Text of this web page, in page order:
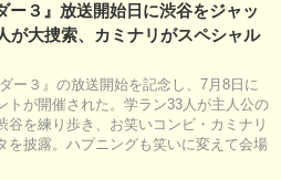
ー３』放送開始日に渋谷をジャッ
が大捜索、カミナリがスペシャル
ー３』の放送開始を記念し、7月8日に
トが開催された。学ラン33人が主人公の
谷を練り歩き、お笑いコンビ・カミナリ
を披露。ハプニングも笑いに変えて会場